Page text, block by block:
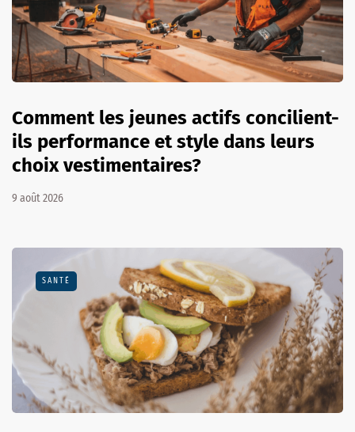
Comment les jeunes actifs concilient-
ils performance et style dans leurs
choix vestimentaires?
9 août 2026
SANTÉ